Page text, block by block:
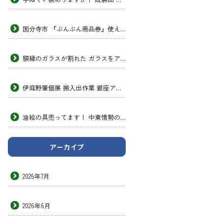
国分寺市 『ぶんぶん商品券』使えます！ 次男画坊
額縁のガラスが割れた ガラスをアクリルガラスに交換したい 透明のプラスチック 板みたいなヤツ 東京の額縁店
伊庭野肇個展 搬入出作業 銀座アートホール 次男画坊
油絵の具売ってます！ 中東情勢の影響 洋画材料専門店 次男画坊
アーカイブ
2026年7月
2026年6月